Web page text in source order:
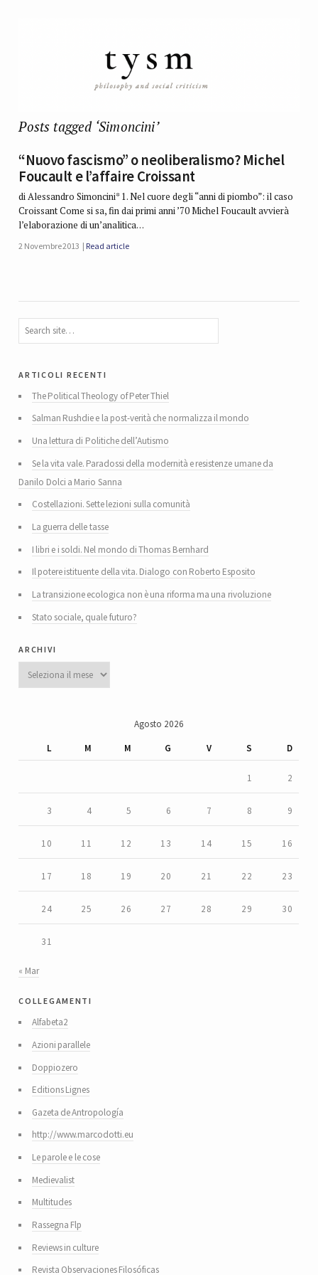
Posts tagged ‘Simoncini’
“Nuovo fascismo” o neoliberalismo? Michel
Foucault e l’affaire Croissant
di Alessandro Simoncini* 1. Nel cuore degli “anni di piombo”: il caso
Croissant Come si sa, fin dai primi anni ’70 Michel Foucault avvierà
l’elaborazione di un’analitica…
2 Novembre 2013 Read article
articoli recenti
The Political Theology of Peter Thiel
Salman Rushdie e la post-verità che normalizza il mondo
Una lettura di Politiche dell’Autismo
Se la vita vale. Paradossi della modernità e resistenze umane da
Danilo Dolci a Mario Sanna
Costellazioni. Sette lezioni sulla comunità
La guerra delle tasse
I libri e i soldi. Nel mondo di Thomas Bernhard
Il potere istituente della vita. Dialogo con Roberto Esposito
La transizione ecologica non è una riforma ma una rivoluzione
Stato sociale, quale futuro?
archivi
Archivi
Agosto 2026
L
M M G V S D
1 2
3 4 5 6 7 8 9
10 11 12 13 14 15 16
17 18 19 20 21 22 23
24 25 26 27 28 29 30
31
« Mar
collegamenti
Alfabeta2
Azioni parallele
Doppiozero
Editions Lignes
Gazeta de Antropología
http://www.marcodotti.eu
Le parole e le cose
Medievalist
Multitudes
Rassegna Flp
Reviews in culture
Revista Observaciones Filosóficas